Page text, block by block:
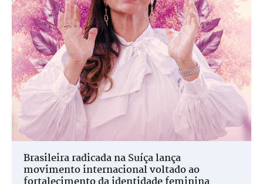
Brasileira radicada na Suíça lança
movimento internacional voltado ao